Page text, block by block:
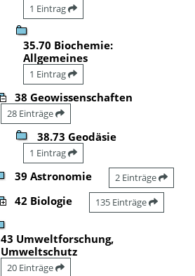
1 Eintrag
35.70 Biochemie:
Allgemeines
1 Eintrag
38 Geowissenschaften
28 Einträge
38.73 Geodäsie
1 Eintrag
39 Astronomie 2 Einträge
42 Biologie 135 Einträge
43 Umweltforschung,
Umweltschutz
20 Einträge